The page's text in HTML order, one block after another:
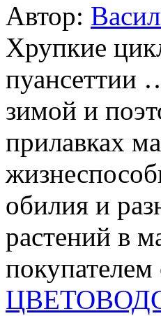
Автор:
Хрупкие
пуансеттии
зимой и
прилавках
обилия и
растений в